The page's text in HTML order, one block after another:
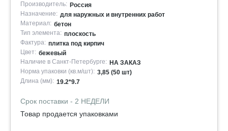
Производитель: Россия
Назначение: для наружных и внутренних работ
Материал: бетон
Тип элемента: плоскость
Фактура: плитка под кирпич
Цвет: бежевый
Наличие в Санкт-Петербурге: НА ЗАКАЗ
Норма упаковки (кв.м/шт): 3,85 (50 шт)
Длина (мм): 19.2*9.7
Срок поставки - 2 НЕДЕЛИ
Товар продается упаковками